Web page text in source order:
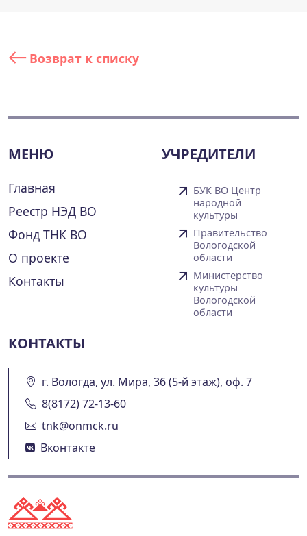
Возврат к списку
МЕНЮ
Главная
Реестр НЭД ВО
Фонд ТНК ВО
О проекте
Контакты
УЧРЕДИТЕЛИ
БУК ВО Центр
народной
культуры
Правительство
Вологодской
области
Министерство
культуры
Вологодской
области
КОНТАКТЫ
г. Вологда, ул. Мира, 36 (5-й этаж), оф. 7
8(8172) 72-13-60
tnk@onmck.ru
Вконтакте